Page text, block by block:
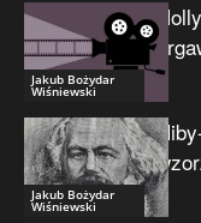
Jakub Bożydar
Wiśniewski
Jakub Bożydar
Wiśniewski